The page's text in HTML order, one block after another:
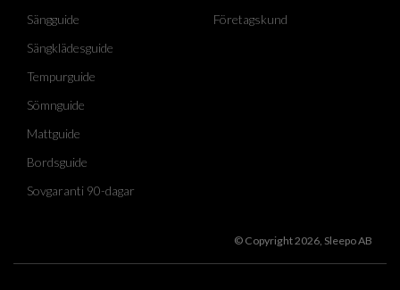
Sängguide
Sängklädesguide
Tempurguide
Sömnguide
Mattguide
Bordsguide
Sovgaranti 90-dagar
Företagskund
© Copyright 2026, Sleepo AB